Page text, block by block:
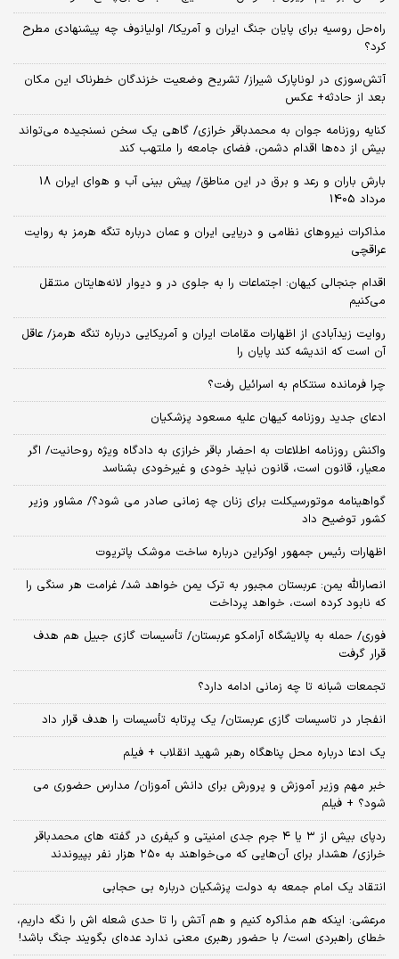
راه‌حل روسیه برای پایان جنگ ایران و آمریکا/ اولیانوف چه پیشنهادی مطرح
کرد؟
آتش‌سوزی در لوناپارک شیراز/ تشریح وضعیت خزندگان خطرناک این مکان
بعد از حادثه+ عکس
کنایه روزنامه جوان به محمدباقر خرازی/ گاهی یک سخن نسنجیده می‌تواند
بیش از ده‌ها اقدام دشمن، فضای جامعه را ملتهب کند
بارش باران و رعد و برق در این مناطق/ پیش بینی آب و هوای ایران 18
مرداد 1405
مذاکرات نیروهای نظامی و دریایی ایران و عمان درباره تنگه هرمز به روایت
عراقچی
اقدام جنجالی کیهان: اجتماعات را به جلوی در و دیوار لانه‌هایتان منتقل
می‌کنیم
روایت زیدآبادی از اظهارات مقامات ایران و آمریکایی درباره تنگه هرمز/ عاقل
آن است که اندیشه کند پایان را
چرا فرمانده سنتکام به اسرائیل رفت؟
ادعای جدید روزنامه کیهان علیه مسعود پزشکیان
واکنش روزنامه اطلاعات به احضار باقر خرازی به دادگاه ویژه روحانیت/ اگر
معیار، قانون است، قانون نباید خودی و غیرخودی بشناسد
گواهینامه موتورسیکلت برای زنان چه زمانی صادر می شود؟/ مشاور وزیر
کشور توضیح داد
اظهارات رئیس جمهور اوکراین درباره ساخت موشک پاتریوت
انصارالله یمن: عربستان مجبور به ترک یمن خواهد شد/ غرامت هر سنگی را
که نابود کرده است، خواهد پرداخت
فوری/ حمله به پالایشگاه آرامکو عربستان/ تأسیسات گازی جبیل هم هدف
قرار گرفت
تجمعات شبانه تا چه زمانی ادامه دارد؟
انفجار در تاسیسات گازی عربستان/ یک پرتابه تأسیسات را هدف قرار داد
یک ادعا درباره محل پناهگاه‌ رهبر شهید انقلاب + فیلم
خبر مهم وزیر آموزش و پرورش برای دانش آموزان/ مدارس حضوری می
شود؟ + فیلم
ردپای بیش از ۳ یا ۴ جرم جدی امنیتی و کیفری در گفته های محمدباقر
خرازی/ هشدار برای آن‌هایی که می‌خواهند به ۲۵۰ هزار نفر بپیوندند
انتقاد یک امام جمعه به دولت پزشکیان درباره بی حجابی
مرعشی: اینکه هم مذاکره کنیم و هم آتش را تا حدی شعله اش را نگه داریم،
خطای راهبردی است/ با حضور رهبری معنی ندارد عده‌ای بگویند جنگ باشد!